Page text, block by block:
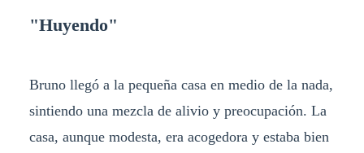
"Huyendo"
Bruno llegó a la pequeña casa en medio de la nada,
sintiendo una mezcla de alivio y preocupación. La
casa, aunque modesta, era acogedora y estaba bien